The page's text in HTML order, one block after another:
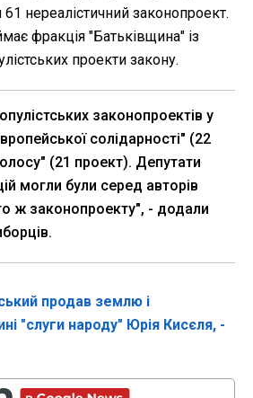
нереалістичний законопроект.
фракція "Батьківщина" із
проекти закону.
законопроектів у
солідарності" (22
(21 проект). Депутати
могли були серед авторів
ж законопроекту", - додали
продав землю і
"слуги народу" Юрія Кисєля, -